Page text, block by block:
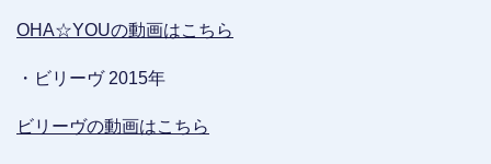
OHA☆YOUの動画はこちら
・ビリーヴ 2015年
ビリーヴの動画はこちら